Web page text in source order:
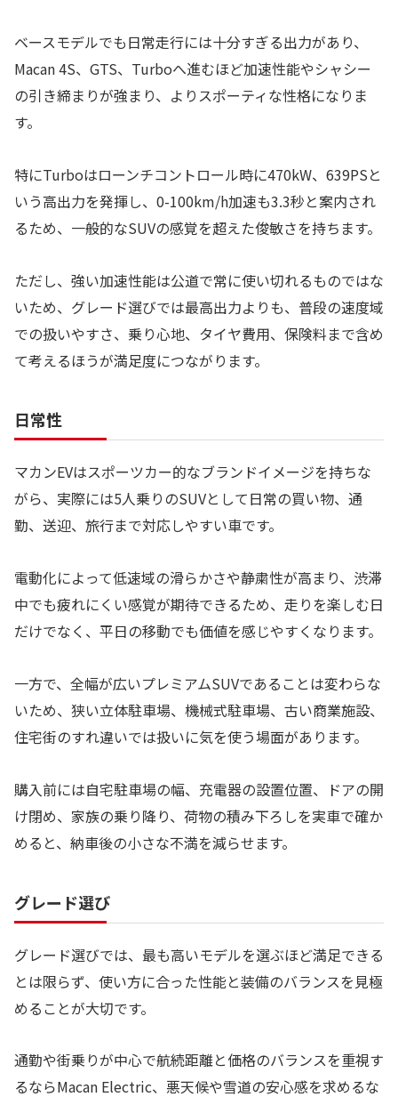
ベースモデルでも日常走行には十分すぎる出力があり、
Macan 4S、GTS、Turboへ進むほど加速性能やシャシー
の引き締まりが強まり、よりスポーティな性格になりま
す。
特にTurboはローンチコントロール時に470kW、639PSと
いう高出力を発揮し、0-100km/h加速も3.3秒と案内され
るため、一般的なSUVの感覚を超えた俊敏さを持ちます。
ただし、強い加速性能は公道で常に使い切れるものではな
いため、グレード選びでは最高出力よりも、普段の速度域
での扱いやすさ、乗り心地、タイヤ費用、保険料まで含め
て考えるほうが満足度につながります。
日常性
マカンEVはスポーツカー的なブランドイメージを持ちな
がら、実際には5人乗りのSUVとして日常の買い物、通
勤、送迎、旅行まで対応しやすい車です。
電動化によって低速域の滑らかさや静粛性が高まり、渋滞
中でも疲れにくい感覚が期待できるため、走りを楽しむ日
だけでなく、平日の移動でも価値を感じやすくなります。
一方で、全幅が広いプレミアムSUVであることは変わらな
いため、狭い立体駐車場、機械式駐車場、古い商業施設、
住宅街のすれ違いでは扱いに気を使う場面があります。
購入前には自宅駐車場の幅、充電器の設置位置、ドアの開
け閉め、家族の乗り降り、荷物の積み下ろしを実車で確か
めると、納車後の小さな不満を減らせます。
グレード選び
グレード選びでは、最も高いモデルを選ぶほど満足できる
とは限らず、使い方に合った性能と装備のバランスを見極
めることが大切です。
通勤や街乗りが中心で航続距離と価格のバランスを重視す
るならMacan Electric、悪天候や雪道の安心感を求めるな